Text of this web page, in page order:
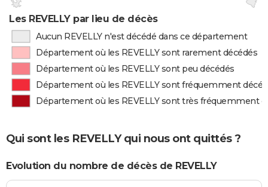
Les REVELLY par lieu de décès
Aucun REVELLY n'est décédé dans ce département
Département où les REVELLY sont rarement décédés
Département où les REVELLY sont peu décédés
Département où les REVELLY sont fréquemment
Département où les REVELLY sont très fréquemment
Qui sont les REVELLY qui nous ont quittés ?
Evolution du nombre de décès de REVELLY